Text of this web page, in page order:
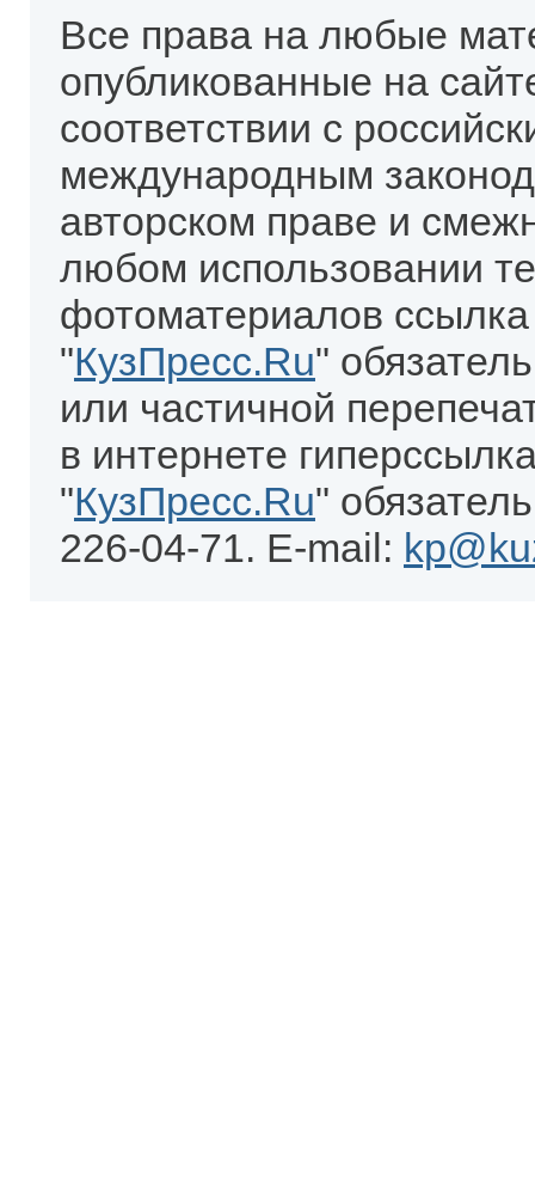
Все права на любые
опубликованные на
соответствии с
международным
авторском праве и
любом использовании
фотоматериалов
"КузПресс.Ru"
или частичной
в интернете
"КузПресс.Ru"
226-04-71. E-mail: